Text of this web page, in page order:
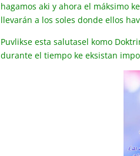
hagamos aki y ahora el máksimo
llevarán a los soles donde ellos
Puvlikse esta salutasel komo
durante el tiempo ke eksistan